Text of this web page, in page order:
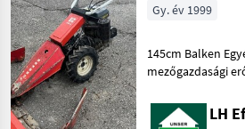
Gy. év 1999
145cm Balken Egyéb
mezőgazdasági